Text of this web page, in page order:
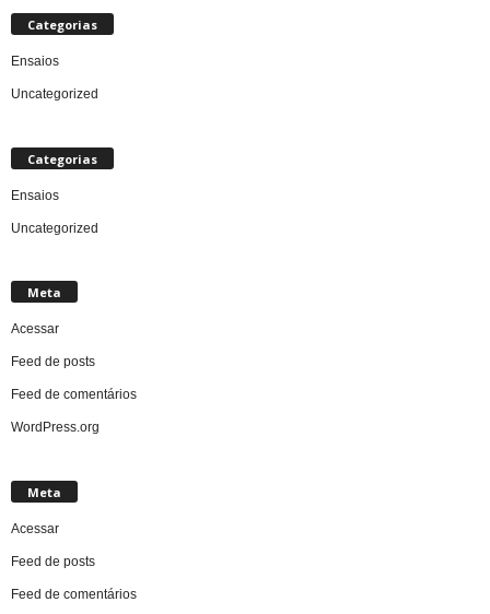
Categorias
Ensaios
Uncategorized
Categorias
Ensaios
Uncategorized
Meta
Acessar
Feed de posts
Feed de comentários
WordPress.org
Meta
Acessar
Feed de posts
Feed de comentários